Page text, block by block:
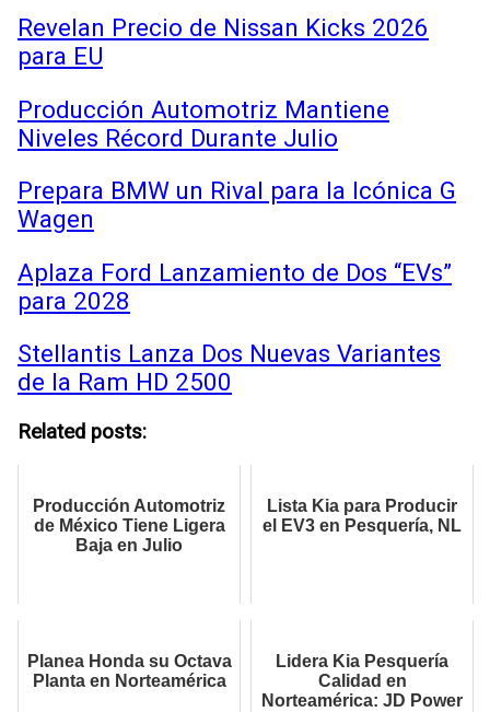
Revelan Precio de Nissan Kicks 2026
para EU
Producción Automotriz Mantiene
Niveles Récord Durante Julio
Prepara BMW un Rival para la Icónica G
Wagen
Aplaza Ford Lanzamiento de Dos “EVs”
para 2028
Stellantis Lanza Dos Nuevas Variantes
de la Ram HD 2500
Related posts:
Producción Automotriz
de México Tiene Ligera
Baja en Julio
Lista Kia para Producir
el EV3 en Pesquería, NL
Planea Honda su Octava
Planta en Norteamérica
Lidera Kia Pesquería
Calidad en
Norteamérica: JD Power